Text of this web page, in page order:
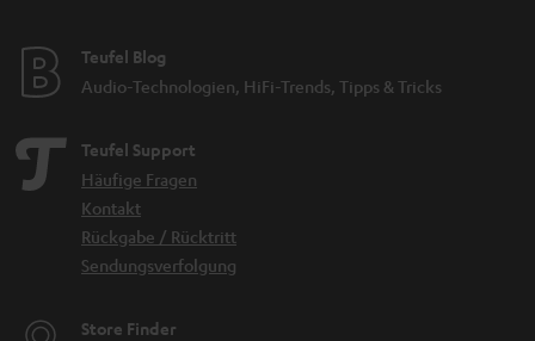
Teufel Blog
Audio-Technologien, HiFi-Trends, Tipps & Tricks
Teufel Support
Häufige Fragen
Kontakt
Rückgabe / Rücktritt
Sendungsverfolgung
Store Finder